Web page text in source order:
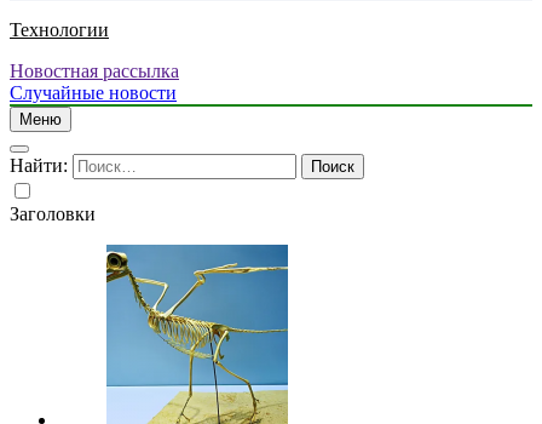
Технологии
Новостная рассылка
Случайные новости
Меню
Найти:
Заголовки